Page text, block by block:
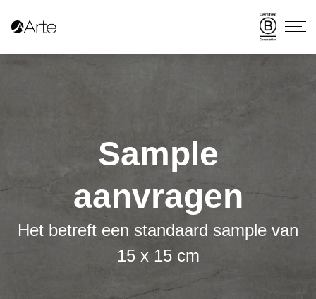
Sample
aanvragen
Het betreft een standaard sample van
15 x 15 cm